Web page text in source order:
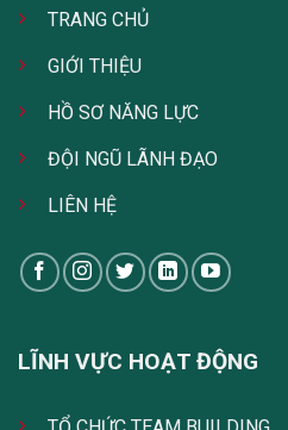
TRANG CHỦ
GIỚI THIỆU
HỒ SƠ NĂNG LỰC
ĐỘI NGŨ LÃNH ĐẠO
LIÊN HỆ
LĨNH VỰC HOẠT ĐỘNG